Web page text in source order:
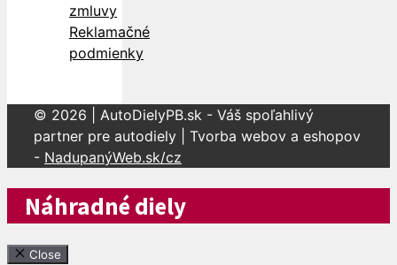
zmluvy
Reklamačné
podmienky
© 2026 | AutoDielyPB.sk - Váš spoľahlivý
partner pre autodiely | Tvorba webov a eshopov
- NadupanýWeb.sk/cz
Náhradné diely
Close